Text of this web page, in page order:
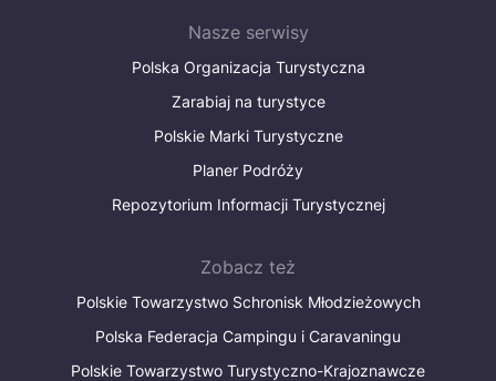
Nasze serwisy
Polska Organizacja Turystyczna
Zarabiaj na turystyce
Polskie Marki Turystyczne
Planer Podróży
Repozytorium Informacji Turystycznej
Zobacz też
Polskie Towarzystwo Schronisk Młodzieżowych
Polska Federacja Campingu i Caravaningu
Polskie Towarzystwo Turystyczno-Krajoznawcze